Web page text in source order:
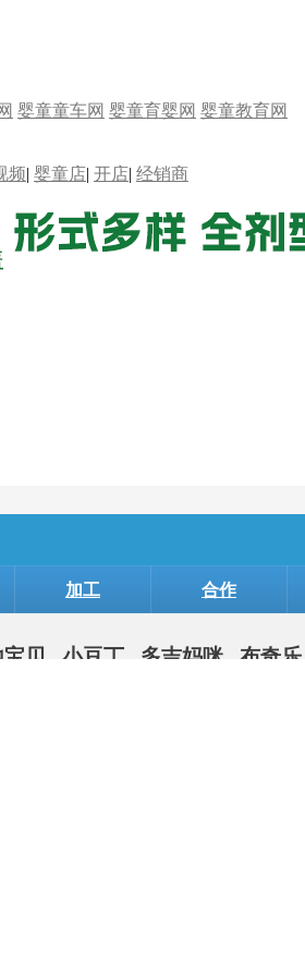
婴童童车网 婴童育婴网 婴童教育网
频| 婴童店| 开店| 经销商
加工 合作
贝 小豆丁 多吉妈咪 布奇